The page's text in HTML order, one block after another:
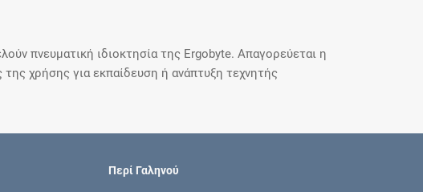
πνευματική ιδιοκτησία της Ergobyte. Απαγορεύεται η
χρήσης για εκπαίδευση ή ανάπτυξη τεχνητής
Περί Γαληνού